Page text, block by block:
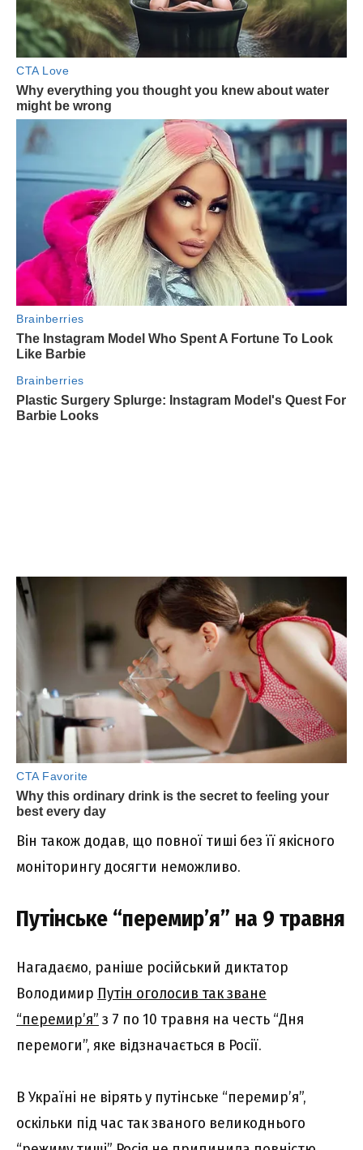
Він також додав, що повної тиші без її якісного
моніторингу досягти неможливо.
Путінське “перемир’я” на 9 травня
Нагадаємо, раніше російський диктатор
Володимир Путін оголосив так зване
“перемир’я” з 7 по 10 травня на честь “Дня
перемоги”, яке відзначається в Росії.
В Україні не вірять у путінське “перемир’я”,
оскільки під час так званого великоднього